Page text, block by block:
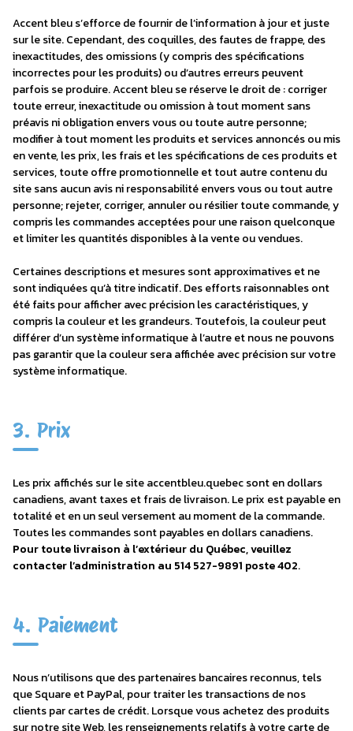
Accent bleu s’efforce de fournir de l’information à jour et juste
sur le site. Cependant, des coquilles, des fautes de frappe, des
inexactitudes, des omissions (y compris des spécifications
incorrectes pour les produits) ou d’autres erreurs peuvent
parfois se produire. Accent bleu se réserve le droit de : corriger
toute erreur, inexactitude ou omission à tout moment sans
préavis ni obligation envers vous ou toute autre personne;
modifier à tout moment les produits et services annoncés ou mis
en vente, les prix, les frais et les spécifications de ces produits et
services, toute offre promotionnelle et tout autre contenu du
site sans aucun avis ni responsabilité envers vous ou tout autre
personne; rejeter, corriger, annuler ou résilier toute commande, y
compris les commandes acceptées pour une raison quelconque
et limiter les quantités disponibles à la vente ou vendues.
Certaines descriptions et mesures sont approximatives et ne
sont indiquées qu’à titre indicatif. Des efforts raisonnables ont
été faits pour afficher avec précision les caractéristiques, y
compris la couleur et les grandeurs. Toutefois, la couleur peut
différer d’un système informatique à l’autre et nous ne pouvons
pas garantir que la couleur sera affichée avec précision sur votre
système informatique.
3. Prix
Les prix affichés sur le site accentbleu.quebec sont en dollars
canadiens, avant taxes et fraisde livraison. Le prix est payable en
totalité et en un seul versement au moment de la commande.
Toutes les commandes sont payables en dollars canadiens.
Pour toute livraison à l’extérieur du Québec, veuillez
contacter l’administration au 514 527-9891 poste 402.
4. Paiement
Nous n’utilisons que des partenaires bancaires reconnus, tels
que Square et PayPal, pour traiter les transactions de nos
clients par cartes de crédit. Lorsque vous achetez des produits
sur notre site Web, les renseignements relatifs à votre carte de